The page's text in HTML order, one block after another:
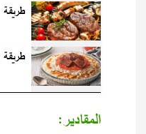
طريقة
المقادير: